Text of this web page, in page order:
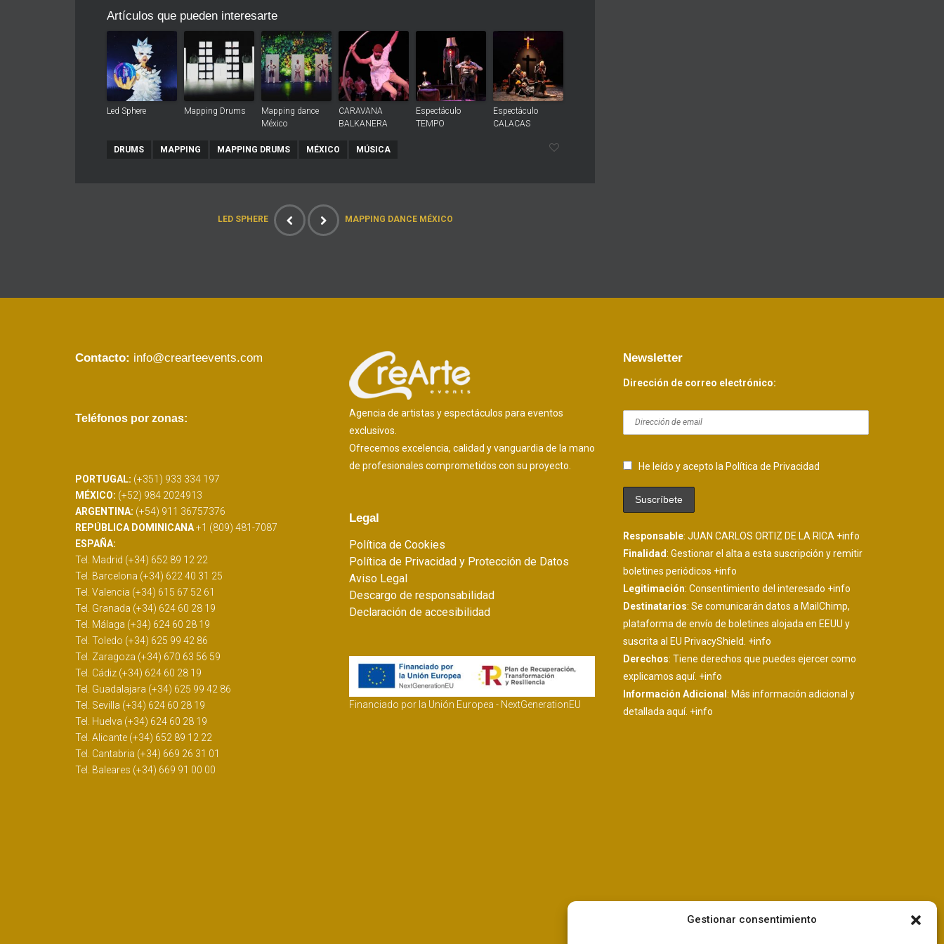
Gestionar consentimiento
Artículos que pueden interesarte
Led Sphere Mapping Drums
Mapping dance
México
CARAVANA
BALKANERA
Espectáculo
TEMPO
Espectáculo
CALACAS
DRUMS MAPPING MAPPING DRUMS MÉXICO MÚSICA
LED SPHERE MAPPING DANCE MÉXICO
Contacto: info@crearteevents.com
Teléfonos por zonas:
PORTUGAL: (+351) 933 334 197
MÉXICO: (+52) 984 2024913
ARGENTINA: (+54) 911 36757376
REPÚBLICA DOMINICANA+1 (809) 481-7087
ESPAÑA:
Tel. Madrid (+34) 652 89 12 22
Tel. Barcelona (+34) 622 40 31 25
Tel. Valencia (+34) 615 67 52 61
Tel. Granada (+34) 624 60 28 19
Tel. Málaga (+34) 624 60 28 19
Tel. Toledo (+34) 625 99 42 86
Tel. Zaragoza (+34) 670 63 56 59
Tel. Cádiz (+34) 624 60 28 19
Tel. Guadalajara (+34) 625 99 42 86
Tel. Sevilla (+34) 624 60 28 19
Tel. Huelva (+34) 624 60 28 19
Tel. Alicante (+34) 652 89 12 22
Tel. Cantabria (+34) 669 26 31 01
Tel. Baleares (+34) 669 91 00 00
Agencia de artistas y espectáculos para eventos
exclusivos.
Ofrecemos excelencia, calidad y vanguardia de la mano
de profesionales comprometidos con su proyecto.
Legal
Política de Cookies
Política de Privacidad y Protección de Datos
Aviso Legal
Descargo de responsabilidad
Declaración de accesibilidad
Financiado por la Unión Europea - NextGenerationEU
Newsletter
Dirección de correo electrónico:
He leído y acepto la Política de Privacidad
Responsable: JUAN CARLOS ORTIZ DE LA RICA +info
Finalidad: Gestionar el alta a esta suscripción y remitir
boletines periódicos +info
Legitimación: Consentimiento del interesado +info
Destinatarios: Se comunicarán datos a MailChimp,
plataforma de envío de boletines alojada en EEUU y
suscrita al EU PrivacyShield. +info
Derechos: Tiene derechos que puedes ejercer como
explicamos aquí. +info
Información Adicional : Más información adicional y
detallada aquí. +info